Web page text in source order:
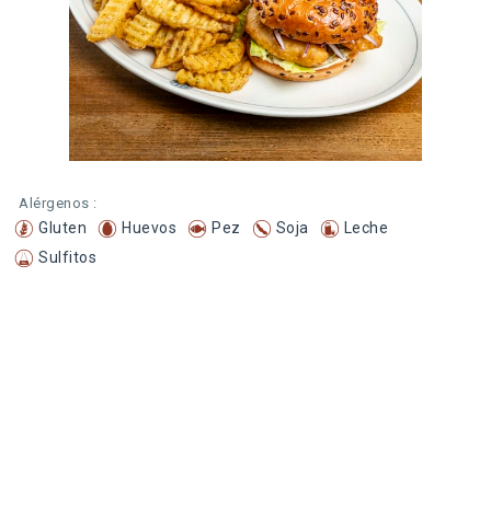
Alérgenos :
Gluten Huevos Pez Soja
Leche
Sulfitos